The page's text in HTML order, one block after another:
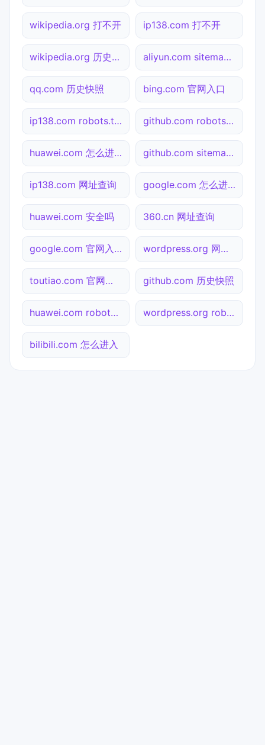
wikipedia.org 打不开 ip138.com 打不开
wikipedia.org 历史快照 aliyun.com sitemap.xml检测
qq.com 历史快照 bing.com 官网入口
ip138.com robots.txt检测 github.com robots.txt检测
huawei.com 怎么进入 github.com sitemap.xml检测
ip138.com 网址查询 google.com 怎么进入
huawei.com 安全吗 360.cn 网址查询
google.com 官网入口 wordpress.org 网址查询
toutiao.com 官网入口 github.com 历史快照
huawei.com robots.txt检测 wordpress.org robots.txt检测
bilibili.com 怎么进入